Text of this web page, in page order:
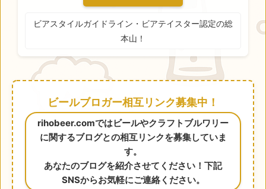
ビアスタイルガイドライン・ビアテイスター認定の総
本山！
ビールブロガー相互リンク募集中！
rihobeer.comではビールやクラフトブルワリー
に関するブログとの相互リンクを募集していま
す。
あなたのブログを紹介させてください！下記
SNSからお気軽にご連絡ください。